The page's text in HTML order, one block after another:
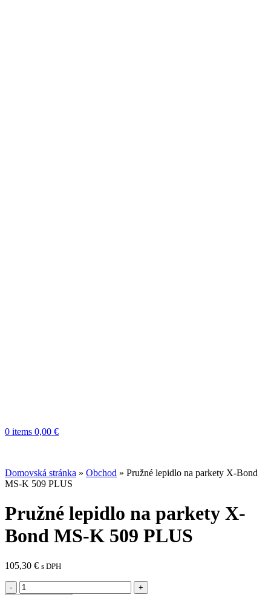
0 items 0,00 €
Domovská stránka » Obchod » Pružné lepidlo na parkety X-Bond
MS-K 509 PLUS
Pružné lepidlo na parkety X-
Bond MS-K 509 PLUS
105,30 € s DPH
množstvo